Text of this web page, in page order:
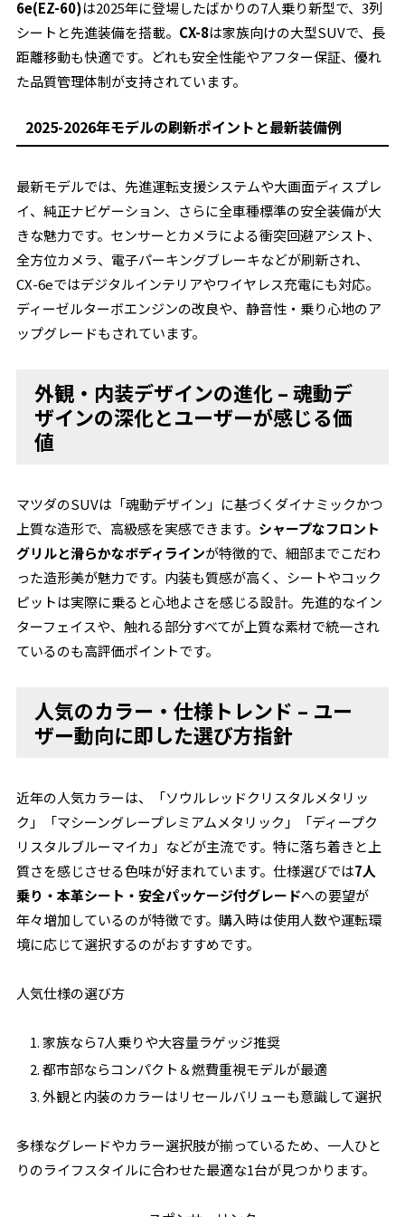
6e(EZ-60)は2025年に登場したばかりの7人乗り新型で、3列
シートと先進装備を搭載。 CX-8は家族向けの大型SUVで、長
距離移動も快適です。どれも安全性能やアフター保証、優れ
た品質管理体制が支持されています。
2025-2026年モデルの刷新ポイントと最新装備例
最新モデルでは、先進運転支援システムや大画面ディスプレ
イ、純正ナビゲーション、さらに全車種標準の安全装備が大
きな魅力です。センサーとカメラによる衝突回避アシスト、
全方位カメラ、電子パーキングブレーキなどが刷新され、
CX-6eではデジタルインテリアやワイヤレス充電にも対応。
ディーゼルターボエンジンの改良や、静音性・乗り心地のア
ップグレードもされています。
外観・内装デザインの進化 – 魂動デ
ザインの深化とユーザーが感じる価
値
マツダのSUVは「魂動デザイン」に基づくダイナミックかつ
上質な造形で、高級感を実感できます。 シャープなフロント
グリルと滑らかなボディラインが特徴的で、細部までこだわ
った造形美が魅力です。内装も質感が高く、シートやコック
ピットは実際に乗ると心地よさを感じる設計。先進的なイン
ターフェイスや、触れる部分すべてが上質な素材で統一され
ているのも高評価ポイントです。
人気のカラー・仕様トレンド – ユー
ザー動向に即した選び方指針
近年の人気カラーは、「ソウルレッドクリスタルメタリッ
ク」「マシーングレープレミアムメタリック」「ディープク
リスタルブルーマイカ」などが主流です。特に落ち着きと上
質さを感じさせる色味が好まれています。仕様選びでは7人
乗り・本革シート・安全パッケージ付グレードへの要望が
年々増加しているのが特徴です。購入時は使用人数や運転環
境に応じて選択するのがおすすめです。
人気仕様の選び方
家族なら7人乗りや大容量ラゲッジ推奨
都市部ならコンパクト＆燃費重視モデルが最適
外観と内装のカラーはリセールバリューも意識して選択
多様なグレードやカラー選択肢が揃っているため、一人ひと
りのライフスタイルに合わせた最適な1台が見つかります。